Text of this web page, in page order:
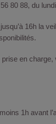
80 88, du
16h la
prise en
1h avant